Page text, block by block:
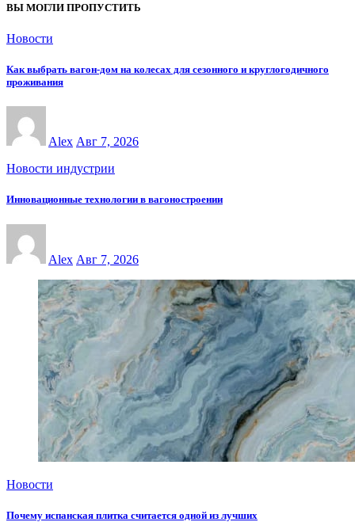
ВЫ МОГЛИ ПРОПУСТИТЬ
Новости
Как выбрать вагон-дом на колесах для сезонного и круглогодичного
проживания
Alex Авг 7, 2026
Новости индустрии
Инновационные технологии в вагоностроении
Alex Авг 7, 2026
Новости
Почему испанская плитка считается одной из лучших